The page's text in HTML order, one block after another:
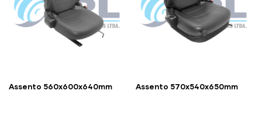
Assento 560x600x640mm Assento 570x540x650mm